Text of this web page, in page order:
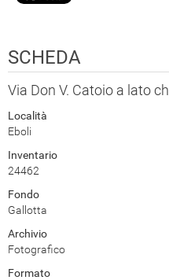
SCHEDA
Via Don V. Catoio a lato
Località
Eboli
Inventario
24462
Fondo
Gallotta
Archivio
Fotografico
Formato